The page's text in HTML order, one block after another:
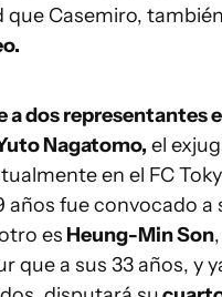
que Casemiro,
a dos representantes
Nagatomo, el
en el FC
años fue convocado a
es Heung-Min Son
que a sus 33 años, y